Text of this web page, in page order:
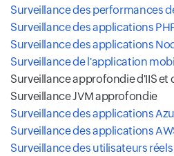
Surveillance des performances
Surveillance des applications
Surveillance des applications
Surveillance de l'application
Surveillance approfondie d'IIS et
Surveillance JVM approfondie
Surveillance des applications
Surveillance des applications
Surveillance des utilisateurs réels